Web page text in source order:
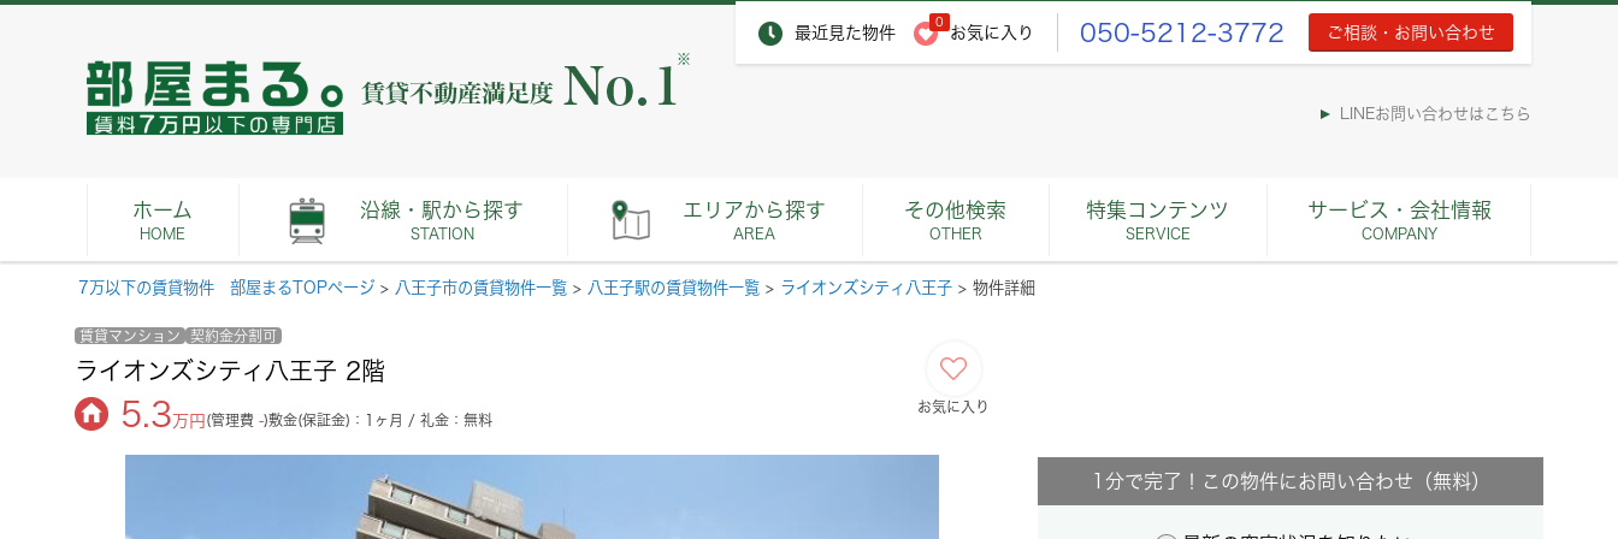
最近見た物件
0
お気に入り 050-5212-3772 ご相談・お問い合わせ
※
LINEお問い合わせはこちら
ホーム
HOME
沿線・駅から探す
STATION
エリアから探す
AREA
その他検索
OTHER
特集コンテンツ
SERVICE
サービス・会社情報
COMPANY
7万以下の賃貸物件 部屋まるTOPページ > 八王子市の賃貸物件一覧 > 八王子駅の賃貸物件一覧 > ライオンズシティ八王子 > 物件詳細
賃貸マンション 契約金分割可
ライオンズシティ八王子 2階
5.3 万円 (管理費 -)敷金(保証金)：1ヶ月 / 礼金：無料
お気に入り
1分で完了！この物件にお問い合わせ（無料）